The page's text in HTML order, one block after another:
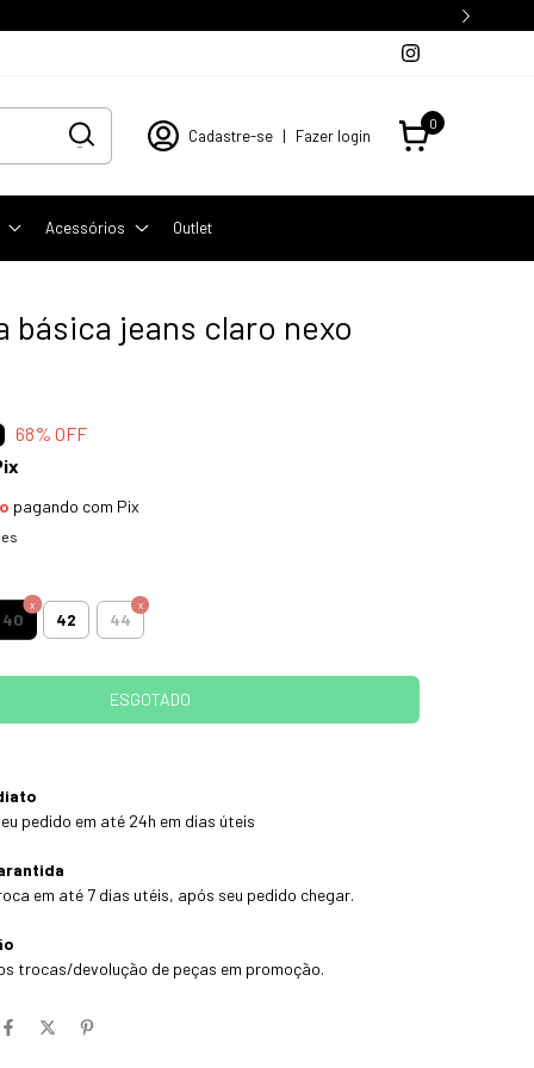
Cadastre-se | Fazer login
0
Acessórios Outlet
básica jeans claro nexo
68% OFF
pagando com Pix
40 42 44
pedido em até 24h em dias úteis
em até 7 dias utéis, após seu pedido chegar.
trocas/devolução de peças em promoção.